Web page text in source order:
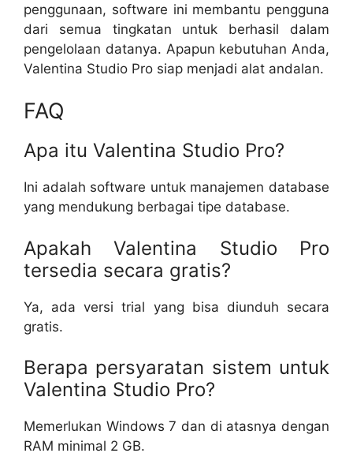
penggunaan, software ini membantu pengguna
dari semua tingkatan untuk berhasil dalam
pengelolaan datanya. Apapun kebutuhan Anda,
Valentina Studio Pro siap menjadi alat andalan.
FAQ
Apa itu Valentina Studio Pro?
Ini adalah software untuk manajemen database
yang mendukung berbagai tipe database.
Apakah Valentina Studio Pro
tersedia secara gratis?
Ya, ada versi trial yang bisa diunduh secara
gratis.
Berapa persyaratan sistem untuk
Valentina Studio Pro?
Memerlukan Windows 7 dan di atasnya dengan
RAM minimal 2 GB.